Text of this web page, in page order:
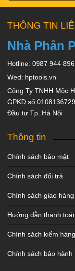
THÔNG TIN
Nhà Phân
Hotline: 0987 944 896
Wed: hptools.vn
Công Ty TNHH Mộc
GPKD số
Đầu tư Tp. Hà Nội
Thông tin
Chính sách bảo mật
Chính sách đổi trả
Chính sách giao hàng
Hướng dẫn thanh
Chính sách kiểm hàng
Chính sách bảo hành